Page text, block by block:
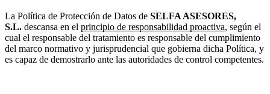
La Política de Protección de Datos de SELFA ASESORES,
S.L. descansa en el principio de responsabilidad proactiva, según el
cual el responsable del tratamiento es responsable del cumplimiento
del marco normativo y jurisprudencial que gobierna dicha Política, y
es capaz de demostrarlo ante las autoridades de control competentes.